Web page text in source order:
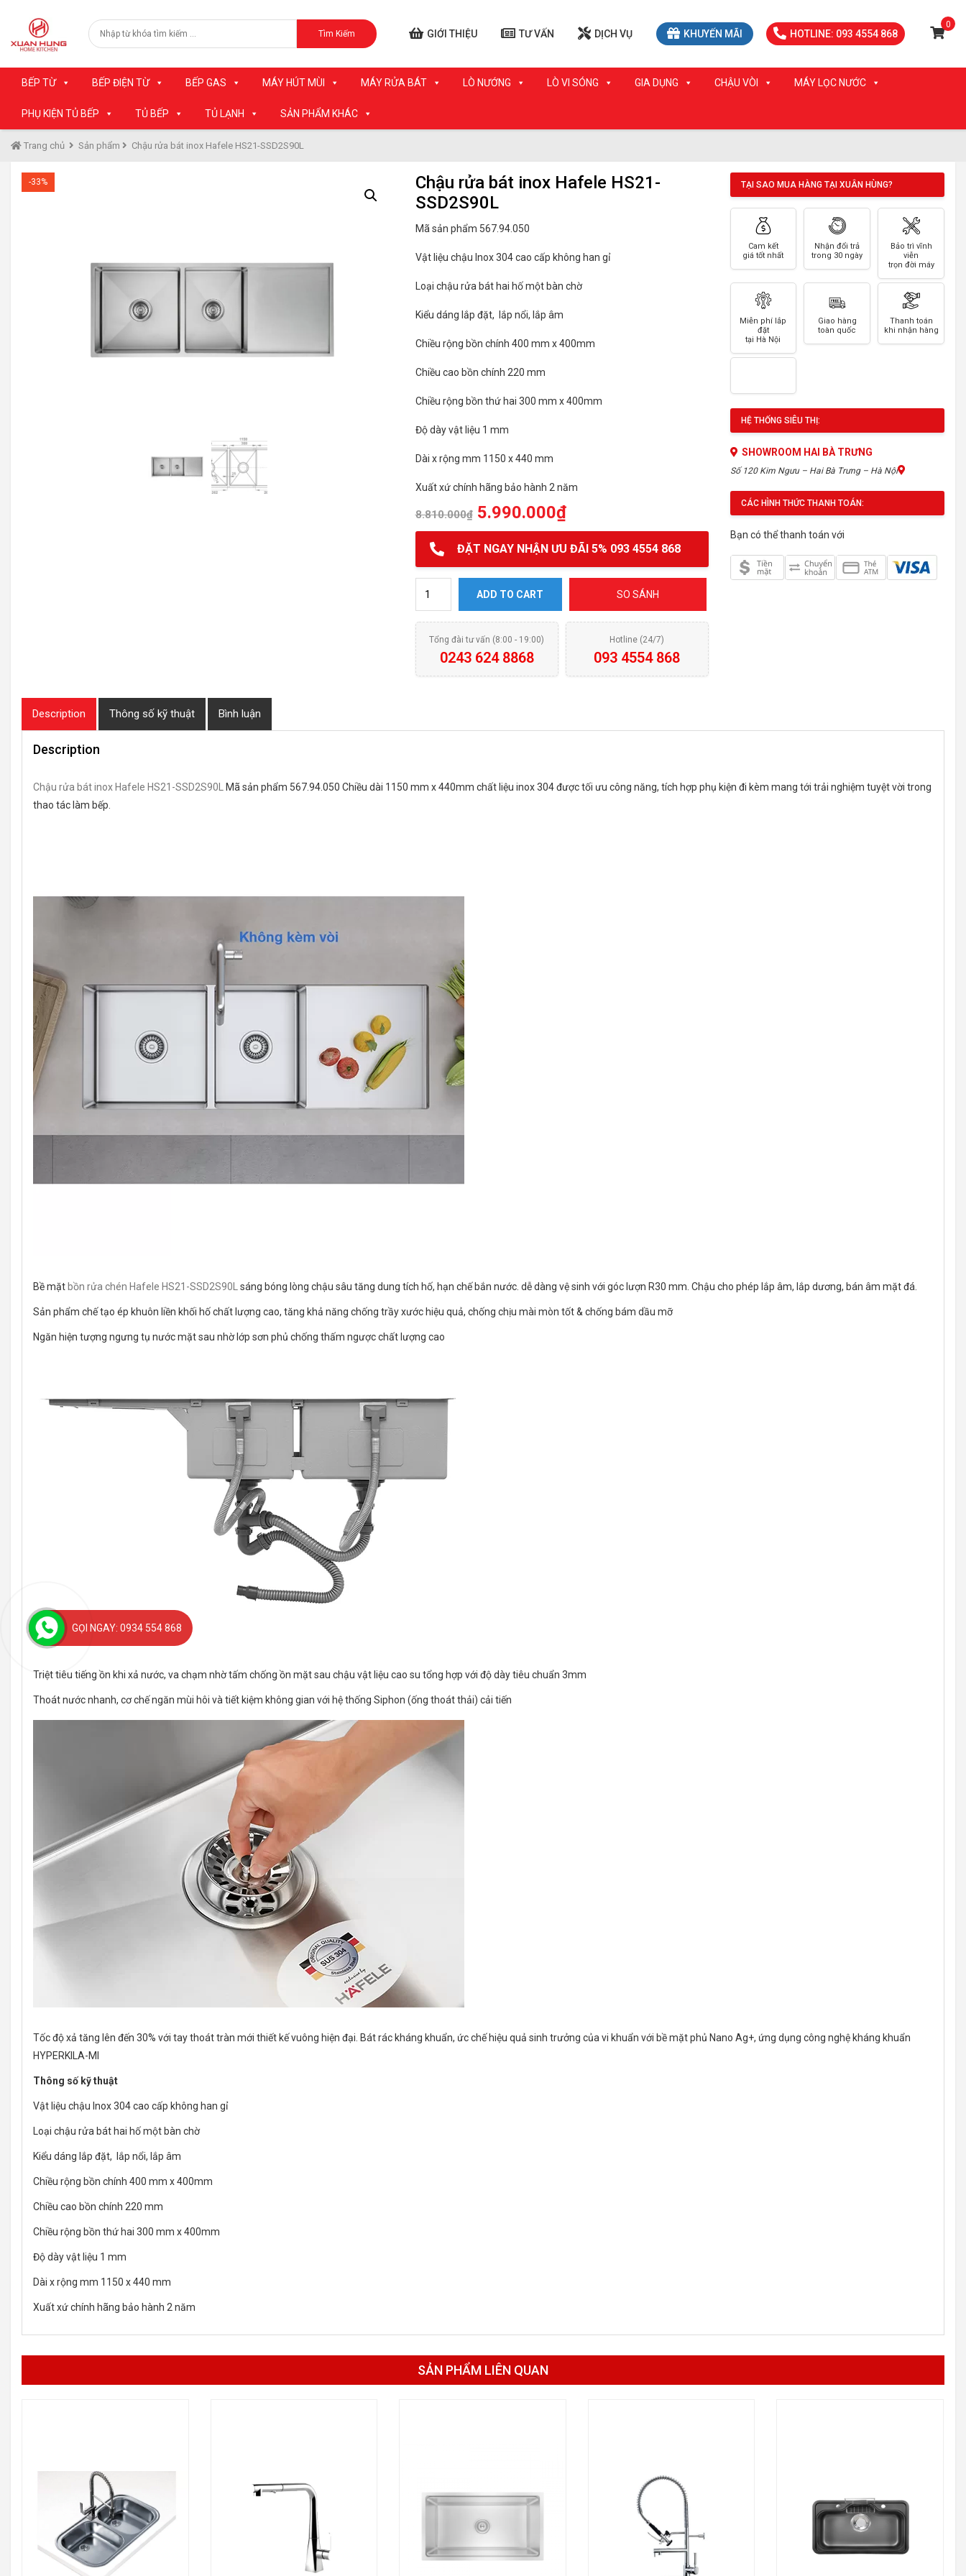
Tìm Kiếm GIỚI THIỆU TƯ VẤN DỊCH VỤ KHUYẾN MÃI HOTLINE: 093 4554 868
0
BẾP TỪ BẾP ĐIỆN TỪ BẾP GAS MÁY HÚT MÙI MÁY RỬA BÁT LÒ NƯỚNG LÒ VI SÓNG GIA DỤNG CHẬU VÒI MÁY LỌC NƯỚC
PHỤ KIỆN TỦ BẾP TỦ BẾP TỦ LẠNH SẢN PHẨM KHÁC
Trang chủ Sản phẩm Chậu rửa bát inox Hafele HS21-SSD2S90L
-33%
Chậu rửa bát inox Hafele HS21-
SSD2S90L
Mã sản phẩm 567.94.050
Vật liệu chậu Inox 304 cao cấp không han gỉ
Loại chậu rửa bát hai hố một bàn chờ
Kiểu dáng lắp đặt, lắp nổi, lắp âm
Chiều rộng bồn chính 400 mm x 400mm
Chiều cao bồn chính 220 mm
Chiều rộng bồn thứ hai 300 mm x 400mm
Độ dày vật liệu 1 mm
Dài x rộng mm 1150 x 440 mm
Xuất xứ chính hãng bảo hành 2 năm
8.810.000₫ 5.990.000₫
ĐẶT NGAY NHẬN ƯU ĐÃI 5% 093 4554 868
Chậu rửa bát inox Hafele HS21-SSD2S90L quantity
ADD TO CART SO SÁNH
Tổng đài tư vấn (8:00 - 19:00)
0243 624 8868
Hotline (24/7)
093 4554 868
TẠI SAO MUA HÀNG TẠI XUÂN HÙNG?
Cam kết
giá tốt nhất
Nhận đổi trả
trong 30 ngày
Bảo trì vĩnh
viễn
trọn đời máy
Miễn phí lắp
đặt
tại Hà Nội
Giao hàng
toàn quốc
Thanh toán
khi nhận hàng
HỆ THỐNG SIÊU THỊ:
SHOWROOM HAI BÀ TRƯNG
Số 120 Kim Ngưu – Hai Bà Trưng – Hà Nội
CÁC HÌNH THỨC THANH TOÁN:
Bạn có thể thanh toán với
Description Thông số kỹ thuật Bình luận
Description
Chậu rửa bát inox Hafele HS21-SSD2S90L
Mã sản phẩm 567.94.050 Chiều dài 1150 mm x 440mm chất liệu inox 304 được tối ưu công năng, tích hợp phụ kiện đi kèm mang tới trải nghiệm tuyệt vời trong
thao tác làm bếp.
Bề mặt bồn rửa chén Hafele HS21-SSD2S90L sáng bóng lòng chậu sâu tăng dung tích hố, hạn chế bắn nước. dễ dàng vệ sinh với góc lượn R30 mm. Chậu cho phép lắp âm, lắp dương, bán âm mặt đá.
Sản phẩm chế tạo ép khuôn liền khối hố chất lượng cao, tăng khả năng chống trầy xước hiệu quả, chống chịu mài mòn tốt & chống bám dầu mỡ
Ngăn hiện tượng ngưng tụ nước mặt sau nhờ lớp sơn phủ chống thấm ngược chất lượng cao
Triệt tiêu tiếng ồn khi xả nước, va chạm nhờ tấm chống ồn mặt sau chậu vật liệu cao su tổng hợp với độ dày tiêu chuẩn 3mm
Thoát nước nhanh, cơ chế ngăn mùi hôi và tiết kiệm không gian với hệ thống Siphon (ống thoát thải) cải tiến
Tốc độ xả tăng lên đến 30% với tay thoát tràn mới thiết kế vuông hiện đại. Bát rác kháng khuẩn, ức chế hiệu quả sinh trưởng của vi khuẩn với bề mặt phủ Nano Ag+, ứng dụng công nghệ kháng khuẩn
HYPERKILA-MI
Thông số kỹ thuật
Vật liệu chậu Inox 304 cao cấp không han gỉ
Loại chậu rửa bát hai hố một bàn chờ
Kiểu dáng lắp đặt, lắp nổi, lắp âm
Chiều rộng bồn chính 400 mm x 400mm
Chiều cao bồn chính 220 mm
Chiều rộng bồn thứ hai 300 mm x 400mm
Độ dày vật liệu 1 mm
Dài x rộng mm 1150 x 440 mm
Xuất xứ chính hãng bảo hành 2 năm
SẢN PHẨM LIÊN QUAN
GỌI NGAY: 0934 554 868